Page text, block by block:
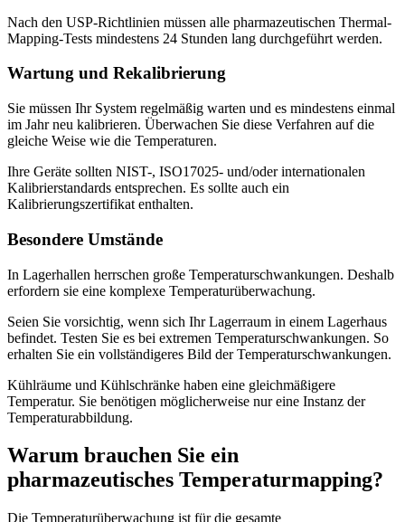
Nach den USP-Richtlinien müssen alle pharmazeutischen Thermal-
Mapping-Tests mindestens 24 Stunden lang durchgeführt werden.
Wartung und Rekalibrierung
Sie müssen Ihr System regelmäßig warten und es mindestens einmal
im Jahr neu kalibrieren. Überwachen Sie diese Verfahren auf die
gleiche Weise wie die Temperaturen.
Ihre Geräte sollten NIST-, ISO17025- und/oder internationalen
Kalibrierstandards entsprechen. Es sollte auch ein
Kalibrierungszertifikat enthalten.
Besondere Umstände
In Lagerhallen herrschen große Temperaturschwankungen. Deshalb
erfordern sie eine komplexe Temperaturüberwachung.
Seien Sie vorsichtig, wenn sich Ihr Lagerraum in einem Lagerhaus
befindet. Testen Sie es bei extremen Temperaturschwankungen. So
erhalten Sie ein vollständigeres Bild der Temperaturschwankungen.
Kühlräume und Kühlschränke haben eine gleichmäßigere
Temperatur. Sie benötigen möglicherweise nur eine Instanz der
Temperaturabbildung.
Warum brauchen Sie ein
pharmazeutisches Temperaturmapping?
Die Temperaturüberwachung ist für die gesamte